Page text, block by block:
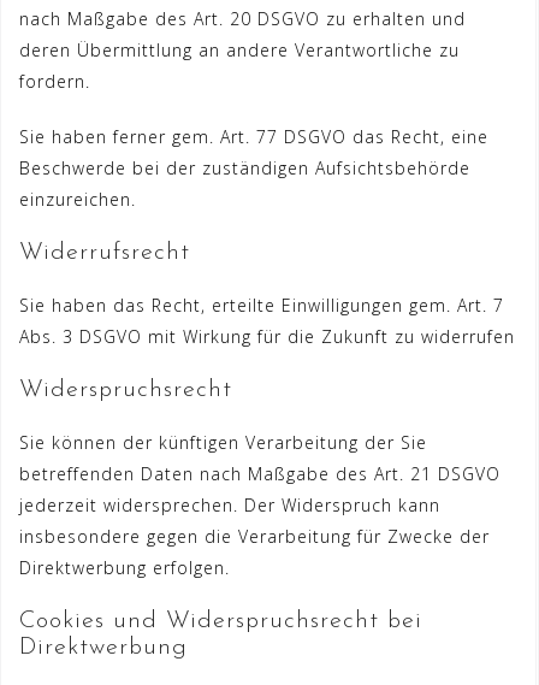
nach Maßgabe des Art. 20 DSGVO zu erhalten und
deren Übermittlung an andere Verantwortliche zu
fordern.
Sie haben ferner gem. Art. 77 DSGVO das Recht, eine
Beschwerde bei der zuständigen Aufsichtsbehörde
einzureichen.
Widerrufsrecht
Sie haben das Recht, erteilte Einwilligungen gem. Art. 7
Abs. 3 DSGVO mit Wirkung für die Zukunft zu widerrufen
Widerspruchsrecht
Sie können der künftigen Verarbeitung der Sie
betreffenden Daten nach Maßgabe des Art. 21 DSGVO
jederzeit widersprechen. Der Widerspruch kann
insbesondere gegen die Verarbeitung für Zwecke der
Direktwerbung erfolgen.
Cookies und Widerspruchsrecht bei
Direktwerbung